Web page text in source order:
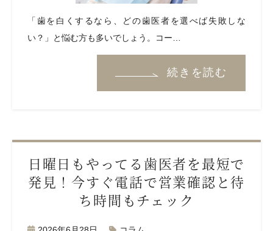
「歯を白くするなら、どの歯医者を選べば失敗しな
い？」と悩む方も多いでしょう。コー…
続きを読む
日曜日もやってる歯医者を最短で
発見！今すぐ電話で営業確認と待
ち時間もチェック